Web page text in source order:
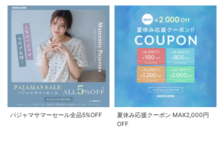
パジャマサマーセール全品5%OFF
夏休み応援クーポン MAX2,000円
OFF